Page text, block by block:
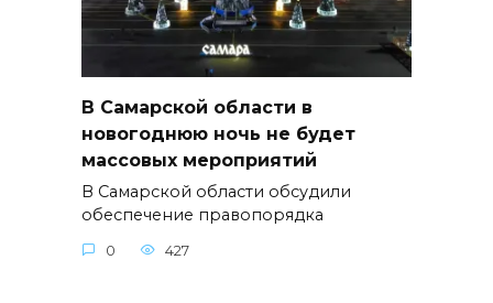
В Самарской области в
новогоднюю ночь не будет
массовых мероприятий
В Самарской области обсудили
обеспечение правопорядка
0 427